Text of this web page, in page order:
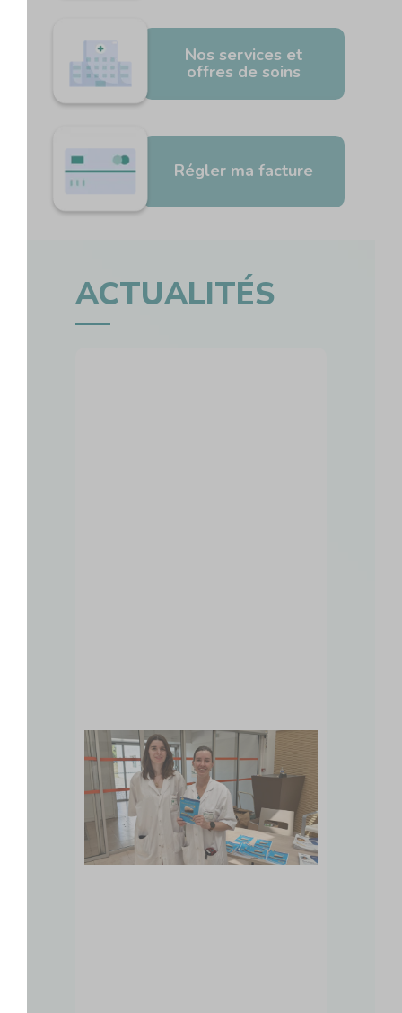
Nos services et
offres de soins
Régler ma facture
ACTUALITÉS